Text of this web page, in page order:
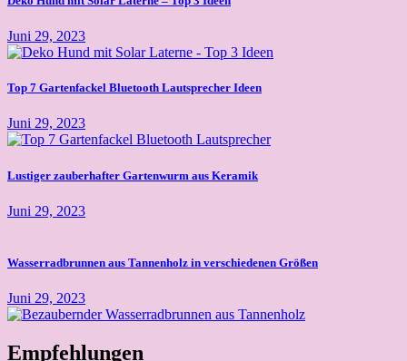
Juni 29, 2023
Top 7 Gartenfackel Bluetooth Lautsprecher Ideen
Juni 29, 2023
Lustiger zauberhafter Gartenwurm aus Keramik
Juni 29, 2023
Wasserradbrunnen aus Tannenholz in verschiedenen Größen
Juni 29, 2023
Empfehlungen